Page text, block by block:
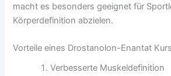
macht es besonders geeignet für
Körperdefinition abzielen.
Vorteile eines Drostanolon-Enantat
Verbesserte Muskeldefinition